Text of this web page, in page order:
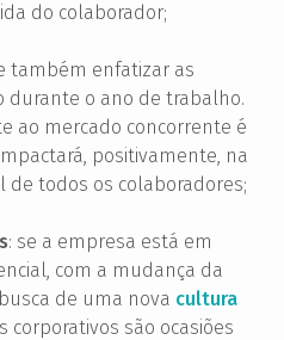
do colaborador;
também enfatizar as
durante o ano de trabalho.
ao mercado concorrente é
positivamente, na
todos os colaboradores;
: se a empresa está em
com a mudança da
de uma nova cultura
corporativos são ocasiões